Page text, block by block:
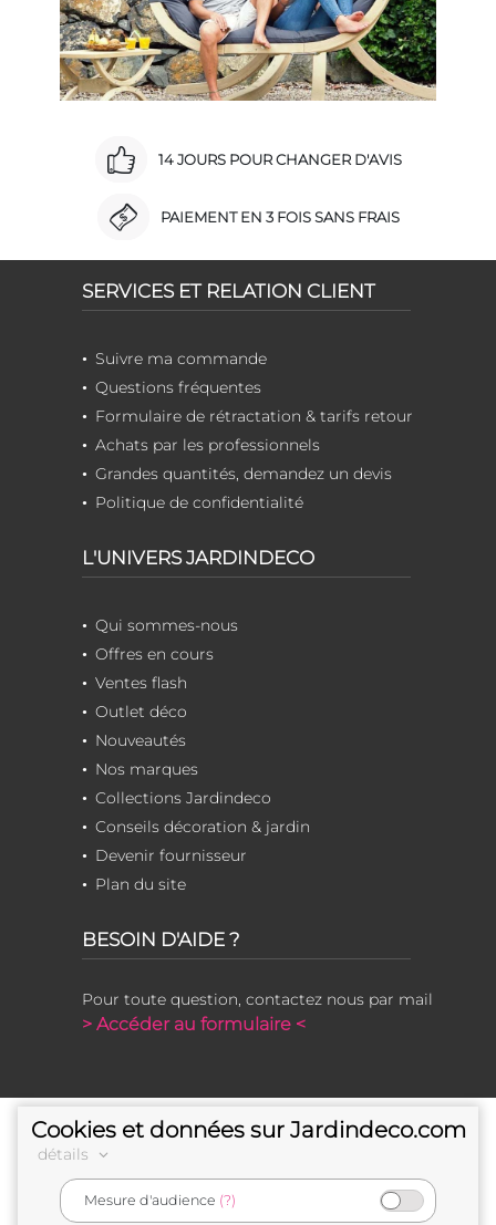
14 JOURS POUR CHANGER D'AVIS
PAIEMENT EN 3 FOIS SANS FRAIS
SERVICES ET RELATION CLIENT
Suivre ma commande
Questions fréquentes
Formulaire de rétractation & tarifs retour
Achats par les professionnels
Grandes quantités, demandez un devis
Politique de confidentialité
L'UNIVERS JARDINDECO
Qui sommes-nous
Offres en cours
Ventes flash
Outlet déco
Nouveautés
Nos marques
Collections Jardindeco
Conseils décoration & jardin
Devenir fournisseur
Plan du site
BESOIN D'AIDE ?
Pour toute question, contactez nous par mail
> Accéder au formulaire <
Cookies et données sur Jardindeco.com
détails
Mesure d'audience (?)